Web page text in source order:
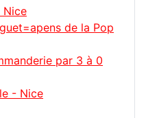
Nice
de la Pop
par 3 à 0
- Nice